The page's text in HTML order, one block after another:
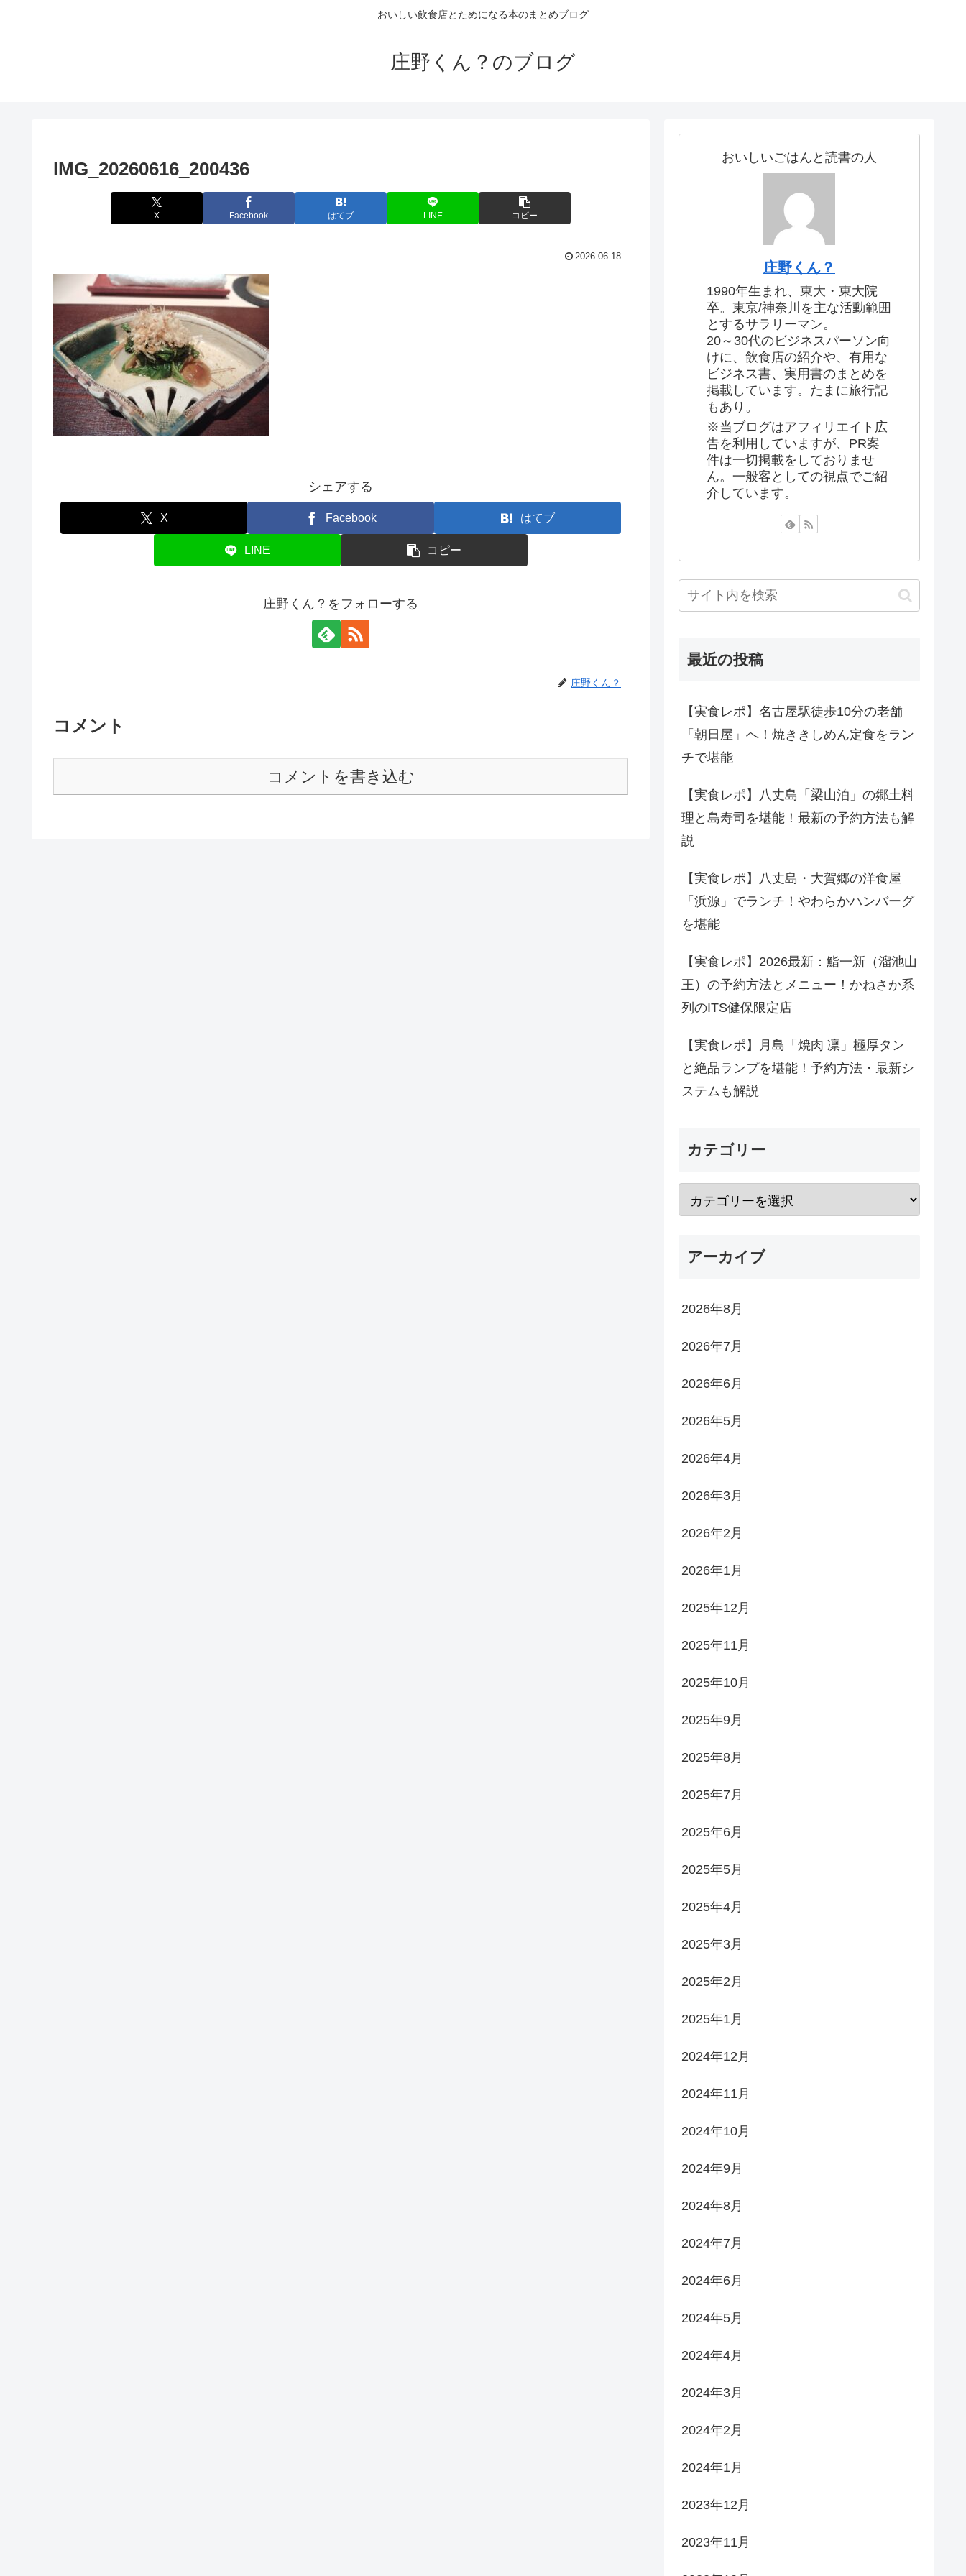
おいしい飲食店とためになる本のまとめブログ
庄野くん？のブログ
IMG_20260616_200436
X Facebook はてブ LINE コピー
2026.06.18
シェアする
X Facebook はてブ
LINE コピー
庄野くん？をフォローする
庄野くん？
コメント
コメントを書き込む
おいしいごはんと読書の人
庄野くん？
1990年生まれ、東大・東大院
卒。東京/神奈川を主な活動範囲
とするサラリーマン。
20～30代のビジネスパーソン向
けに、飲食店の紹介や、有用な
ビジネス書、実用書のまとめを
掲載しています。たまに旅行記
もあり。
※当ブログはアフィリエイト広
告を利用していますが、PR案
件は一切掲載をしておりませ
ん。一般客としての視点でご紹
介しています。
最近の投稿
【実食レポ】名古屋駅徒歩10分の老舗
「朝日屋」へ！焼ききしめん定食をラン
チで堪能
【実食レポ】八丈島「梁山泊」の郷土料
理と島寿司を堪能！最新の予約方法も解
説
【実食レポ】八丈島・大賀郷の洋食屋
「浜源」でランチ！やわらかハンバーグ
を堪能
【実食レポ】2026最新：鮨一新（溜池山
王）の予約方法とメニュー！かねさか系
列のITS健保限定店
【実食レポ】月島「焼肉 凛」極厚タン
と絶品ランプを堪能！予約方法・最新シ
ステムも解説
カテゴリー
アーカイブ
2026年8月
2026年7月
2026年6月
2026年5月
2026年4月
2026年3月
2026年2月
2026年1月
2025年12月
2025年11月
2025年10月
2025年9月
2025年8月
2025年7月
2025年6月
2025年5月
2025年4月
2025年3月
2025年2月
2025年1月
2024年12月
2024年11月
2024年10月
2024年9月
2024年8月
2024年7月
2024年6月
2024年5月
2024年4月
2024年3月
2024年2月
2024年1月
2023年12月
2023年11月